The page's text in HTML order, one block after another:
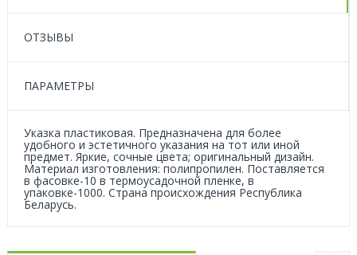
ОТЗЫВЫ
ПАРАМЕТРЫ
Указка пластиковая. Предназначена для более
удобного и эстетичного указания на тот или иной
предмет. Яркие, сочные цвета; оригинальный дизайн.
Материал изготовления: полипропилен. Поставляется
в фасовке-10 в термоусадочной пленке, в
упаковке-1000. Страна происхождения Республика
Беларусь.